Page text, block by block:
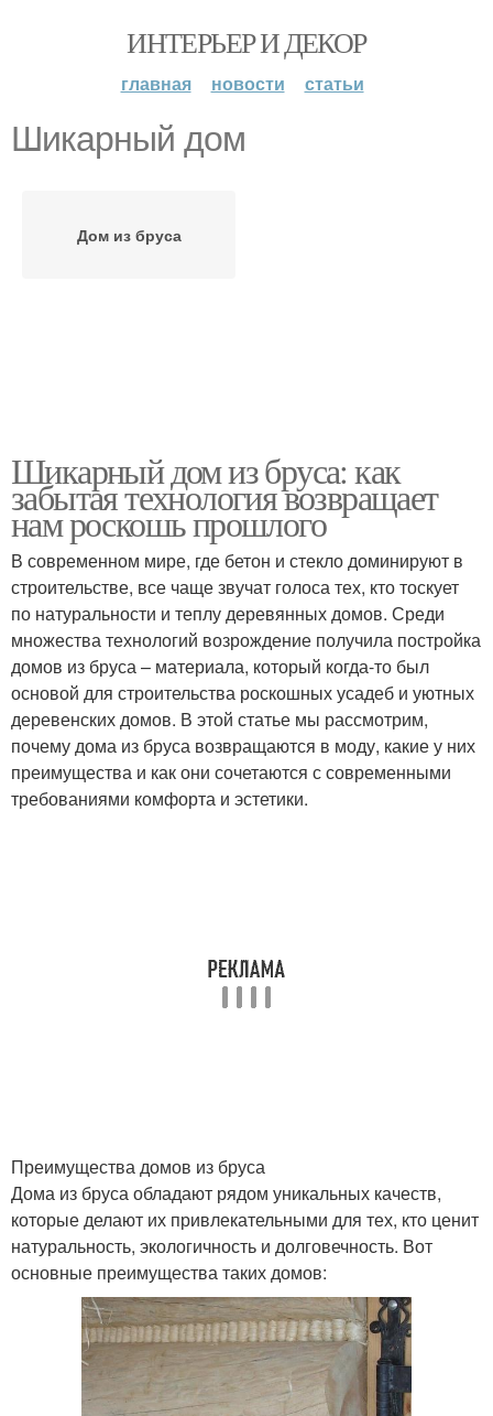
ИНТЕРЬЕР И ДЕКОР
главная новости статьи
Шикарный дом
Дом из бруса
Шикарный дом из бруса: как
забытая технология возвращает
нам роскошь прошлого
В современном мире, где бетон и стекло доминируют в
строительстве, все чаще звучат голоса тех, кто тоскует
по натуральности и теплу деревянных домов. Среди
множества технологий возрождение получила постройка
домов из бруса – материала, который когда-то был
основой для строительства роскошных усадеб и уютных
деревенских домов. В этой статье мы рассмотрим,
почему дома из бруса возвращаются в моду, какие у них
преимущества и как они сочетаются с современными
требованиями комфорта и эстетики.
Преимущества домов из бруса
Дома из бруса обладают рядом уникальных качеств,
которые делают их привлекательными для тех, кто ценит
натуральность, экологичность и долговечность. Вот
основные преимущества таких домов: